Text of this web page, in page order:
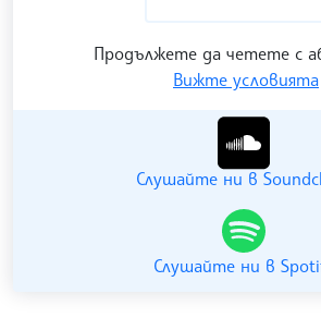
Продължете да четете с
Вижте условията
Гледайте ни в
Слушайте ни в
Слушайте ни в